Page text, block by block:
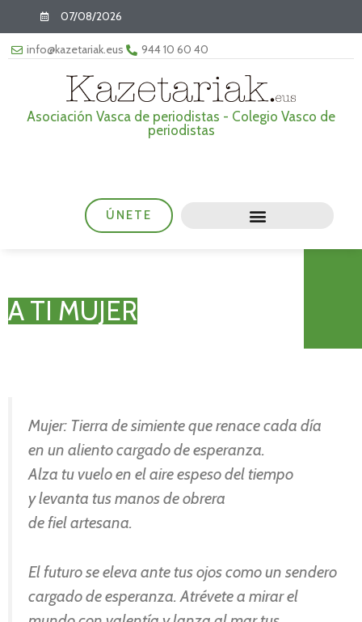
07/08/2026
info@kazetariak.eus 944 10 60 40
Asociación Vasca de periodistas - Colegio Vasco de
periodistas
ÚNETE
A TI MUJER
Mujer: Tierra de simiente que renace cada día
en un aliento cargado de esperanza.
Alza tu vuelo en el aire espeso del tiempo
y levanta tus manos de obrera
de fiel artesana.
El futuro se eleva ante tus ojos como un sendero
cargado de esperanza. Atrévete a mirar el